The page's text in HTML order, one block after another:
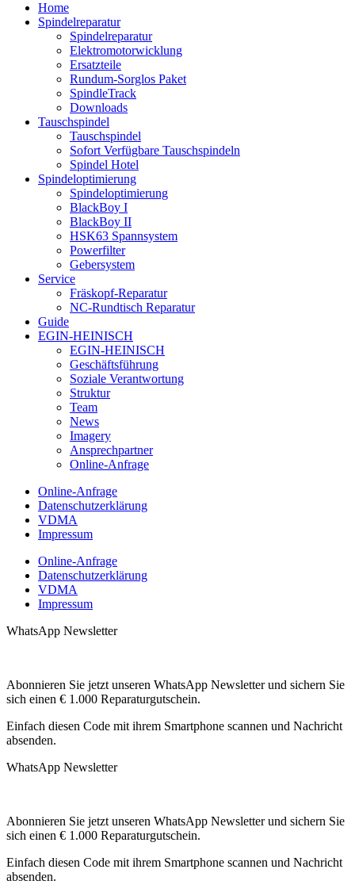
Home
Spindelreparatur
Spindelreparatur
Elektromotorwicklung
Ersatzteile
Rundum-Sorglos Paket
SpindleTrack
Downloads
Tauschspindel
Tauschspindel
Sofort Verfügbare Tauschspindeln
Spindel Hotel
Spindeloptimierung
Spindeloptimierung
BlackBoy I
BlackBoy II
HSK63 Spannsystem
Powerfilter
Gebersystem
Service
Fräskopf-Reparatur
NC-Rundtisch Reparatur
Guide
EGIN-HEINISCH
EGIN-HEINISCH
Geschäftsführung
Soziale Verantwortung
Struktur
Team
News
Imagery
Ansprechpartner
Online-Anfrage
Online-Anfrage
Datenschutzerklärung
VDMA
Impressum
Online-Anfrage
Datenschutzerklärung
VDMA
Impressum
WhatsApp Newsletter
Abonnieren Sie jetzt unseren WhatsApp Newsletter und sichern Sie
sich einen € 1.000 Reparaturgutschein.
Einfach diesen Code mit ihrem Smartphone scannen und Nachricht
absenden.
WhatsApp Newsletter
Abonnieren Sie jetzt unseren WhatsApp Newsletter und sichern Sie
sich einen € 1.000 Reparaturgutschein.
Einfach diesen Code mit ihrem Smartphone scannen und Nachricht
absenden.